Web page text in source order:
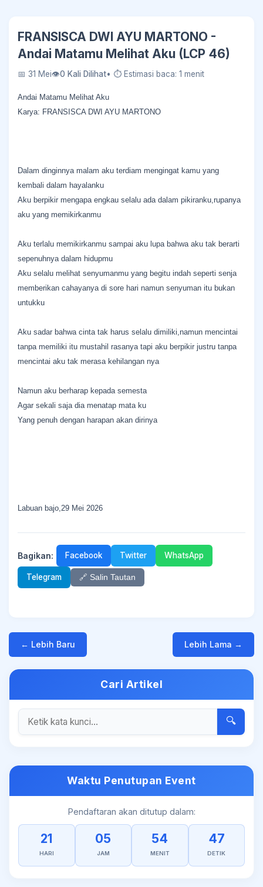
FRANSISCA DWI AYU MARTONO -
Andai Matamu Melihat Aku (LCP 46)
📅 31 Mei👁0 Kali Dilihat• ⏱ Estimasi baca: 1 menit
Andai Matamu Melihat Aku
Karya: FRANSISCA DWI AYU MARTONO
Dalam dinginnya malam aku terdiam mengingat kamu yang
kembali dalam hayalanku
Aku berpikir mengapa engkau selalu ada dalam pikiranku,rupanya
aku yang memikirkanmu
Aku terlalu memikirkanmu sampai aku lupa bahwa aku tak berarti
sepenuhnya dalam hidupmu
Aku selalu melihat senyumanmu yang begitu indah seperti senja
memberikan cahayanya di sore hari namun senyuman itu bukan
untukku
Aku sadar bahwa cinta tak harus selalu dimiliki,namun mencintai
tanpa memiliki itu mustahil rasanya tapi aku berpikir justru tanpa
mencintai aku tak merasa kehilangan nya
Namun aku berharap kepada semesta
Agar sekali saja dia menatap mata ku
Yang penuh dengan harapan akan dirinya
Labuan bajo,29 Mei 2026
Bagikan: Facebook Twitter WhatsApp
Telegram 🔗 Salin Tautan
← Lebih Baru Lebih Lama →
Cari Artikel
🔍
Waktu Penutupan Event
Pendaftaran akan ditutup dalam:
21
HARI
05
JAM
54
MENIT
47
DETIK